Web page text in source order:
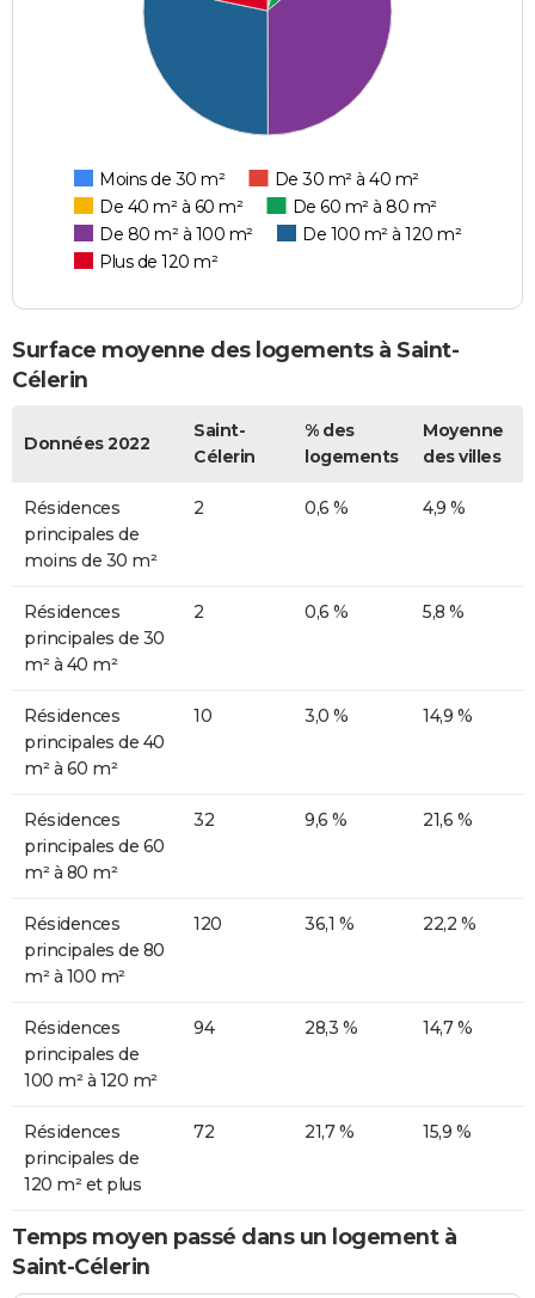
Moins de 30 m²
De 30 m² à 40 m²
De 40 m² à 60 m²
De 60 m² à 80 m²
De 80 m² à 100 m²
De 100 m² à 120 m²
Plus de 120 m²
Surface moyenne des logements à Saint-
Célerin
Données 2022
Saint-
Célerin
% des
logements
Moyenne
des villes
Résidences
principales de
moins de 30 m²
2 0,6 % 4,9 %
Résidences
principales de 30
m² à 40 m²
2 0,6 % 5,8 %
Résidences
principales de 40
m² à 60 m²
10 3,0 % 14,9 %
Résidences
principales de 60
m² à 80 m²
32 9,6 % 21,6 %
Résidences
principales de 80
m² à 100 m²
120 36,1 % 22,2 %
Résidences
principales de
100 m² à 120 m²
94 28,3 % 14,7 %
Résidences
principales de
120 m² et plus
72 21,7 % 15,9 %
Temps moyen passé dans un logement à
Saint-Célerin